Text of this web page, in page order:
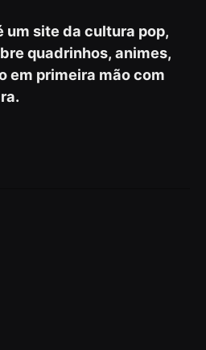
um site da cultura pop,
quadrinhos, animes,
em primeira mão com